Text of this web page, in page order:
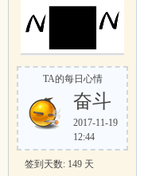
TA的每日心情
奋斗
2017-11-19
12:44
签到天数: 149 天